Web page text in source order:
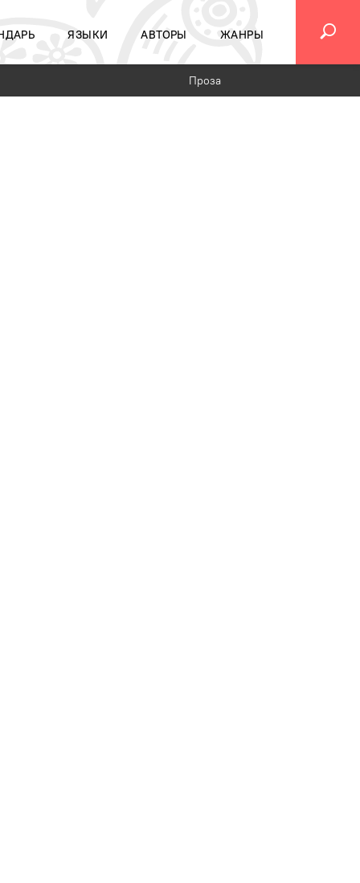
ЯЗЫКИ АВТОРЫ ЖАНРЫ
Проза